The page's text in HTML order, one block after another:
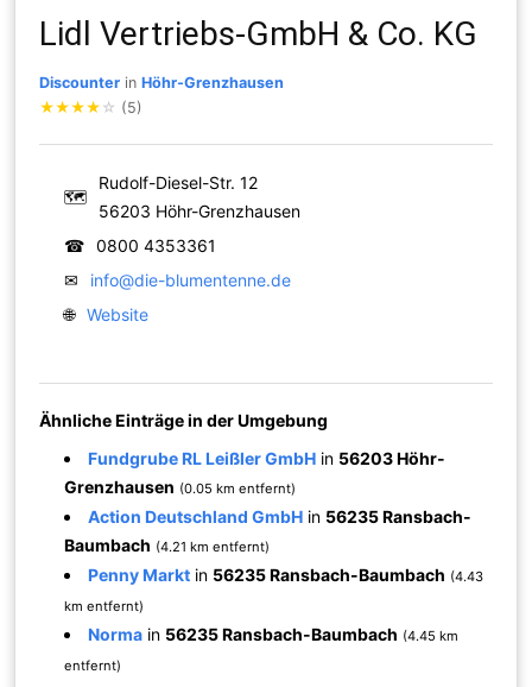
Lidl Vertriebs-GmbH & Co. KG
Discounter inHöhr-Grenzhausen
★★★★ ☆ (5)
🗺
Rudolf-Diesel-Str. 12
56203 Höhr-Grenzhausen
☎
0800 4353361
✉
info@die-blumentenne.de
🌐 Website
Ähnliche Einträge in der Umgebung
Fundgrube RL Leißler GmbH in 56203 Höhr-
Grenzhausen (0.05 km entfernt)
Action Deutschland GmbH in 56235 Ransbach-
Baumbach (4.21 km entfernt)
Penny Markt in 56235 Ransbach-Baumbach (4.43
km entfernt)
Norma in 56235 Ransbach-Baumbach (4.45 km
entfernt)